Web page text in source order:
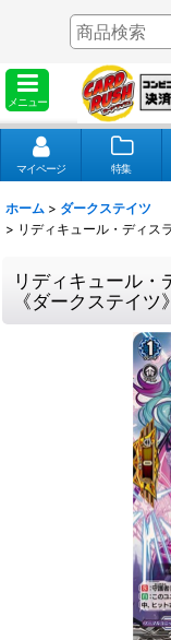
メニュー
マイページ 特集
ホーム > ダークステイツ
> リディキュール・ディス
リディキュール
《ダークステイツ》